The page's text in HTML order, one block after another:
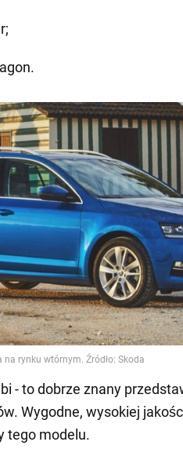
- to dobrze znany
Wygodne, wysokiej
tego modelu.